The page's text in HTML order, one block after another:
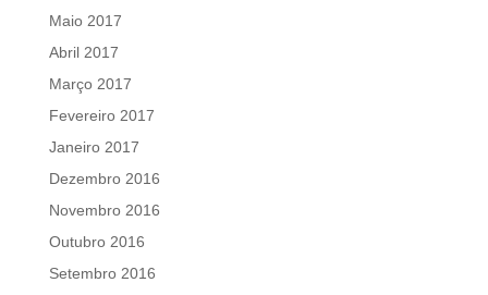
Maio 2017
Abril 2017
Março 2017
Fevereiro 2017
Janeiro 2017
Dezembro 2016
Novembro 2016
Outubro 2016
Setembro 2016